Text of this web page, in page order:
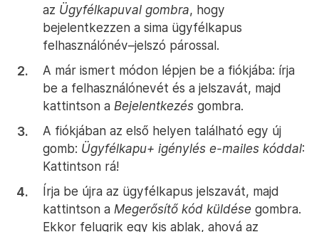
az Ügyfélkapuval gombra, hogy
bejelentkezzen a sima ügyfélkapus
felhasználónév–jelszó párossal.
A már ismert módon lépjen be a fiókjába: írja
be a felhasználónevét és a jelszavát, majd
kattintson a Bejelentkezés gombra.
A fiókjában az első helyen található egy új
gomb: Ügyfélkapu+ igénylés e-mailes kóddal:
Kattintson rá!
Írja be újra az ügyfélkapus jelszavát, majd
kattintson a Megerősítő kód küldése gombra.
Ekkor felugrik egy kis ablak, ahová az